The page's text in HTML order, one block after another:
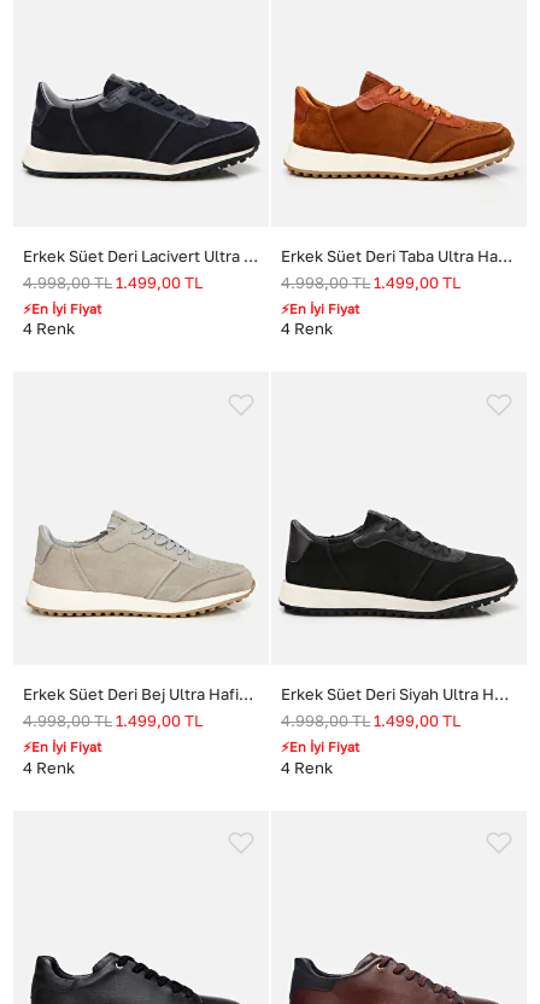
Erkek Süet Deri Lacivert Ultra Hafif Tabanlı Spor Ayakkabı
4.998,00TL 1.499,00 TL
⚡En İyi Fiyat
4Renk
Erkek Süet Deri Taba Ultra Hafif Tabanlı Spor Ayakkabı
4.998,00TL1.499,00 TL
⚡En İyi Fiyat
4 Renk
Erkek Süet Deri Bej Ultra Hafif Tabanlı Spor Ayakkabı
4.998,00TL 1.499,00 TL
⚡En İyi Fiyat
4Renk
Erkek Süet Deri Siyah Ultra Hafif Tabanlı Spor Ayakkabı
4.998,00TL1.499,00 TL
⚡En İyi Fiyat
4 Renk